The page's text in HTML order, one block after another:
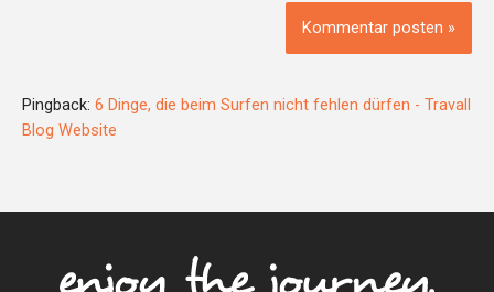
Pingback: 6 Dinge, die beim Surfen nicht fehlen dürfen - Travall
Blog Website